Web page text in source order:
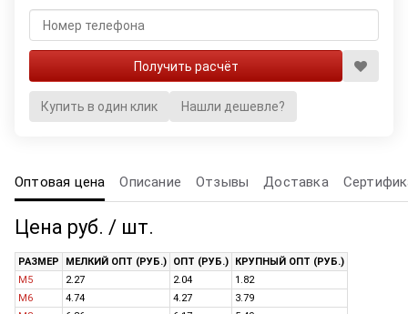
Купить в один клик Нашли дешевле?
Оптовая цена Описание Отзывы Доставка
Цена руб. / шт.
РАЗМЕР МЕЛКИЙ ОПТ (РУБ.) ОПТ (РУБ.)
КРУПНЫЙ ОПТ (РУБ.)
M5
2.27 2.04
1.82
M6
4.74 4.27
3.79